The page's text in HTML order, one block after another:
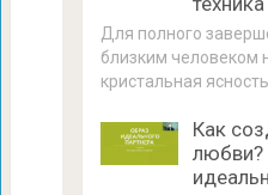
Для полного
близким человеком
кристальная ясность.
Как
любви?